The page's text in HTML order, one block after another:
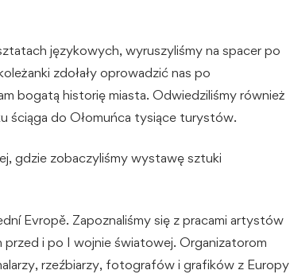
językowych, wyruszyliśmy na spacer po
zdołały oprowadzić nas po
bogatą historię miasta. Odwiedziliśmy również
ściąga do Ołomuńca tysiące turystów.
gdzie zobaczyliśmy wystawę sztuki
Evropě. Zapoznaliśmy się z pracami artystów
i po I wojnie światowej. Organizatorom
rzeźbiarzy, fotografów i grafików z Europy